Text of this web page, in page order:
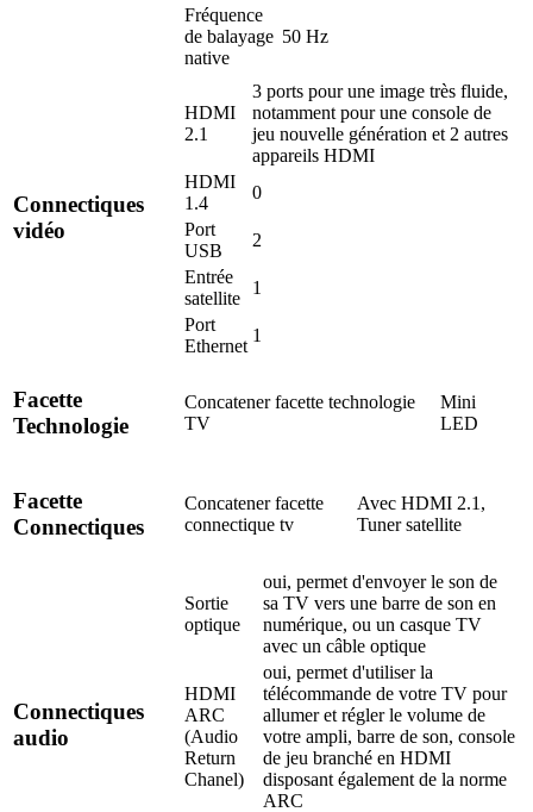
Fréquence
de balayage
native
50 Hz
Connectiques
vidéo
HDMI
2.1
3 ports pour une image très fluide,
notamment pour une console de
jeu nouvelle génération et 2 autres
appareils HDMI
HDMI
1.4
0
Port
USB
2
Entrée
satellite
1
Port
Ethernet
1
Facette
Technologie
Concatener facette technologie
TV
Mini
LED
Facette
Connectiques
Concatener facette
connectique tv
Avec HDMI 2.1,
Tuner satellite
Connectiques
audio
Sortie
optique
oui, permet d'envoyer le son de
sa TV vers une barre de son en
numérique, ou un casque TV
avec un câble optique
HDMI
ARC
(Audio
Return
Chanel)
oui, permet d'utiliser la
télécommande de votre TV pour
allumer et régler le volume de
votre ampli, barre de son, console
de jeu branché en HDMI
disposant également de la norme
ARC